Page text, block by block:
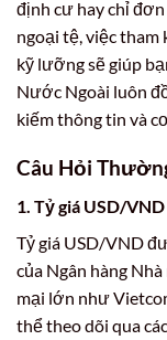
định cư hay chỉ
ngoại tệ, việc tham
kỹ lưỡng sẽ giúp
Nước Ngoài luôn
kiếm thông tin và
Câu Hỏi
1. Tỷ giá USD/
Tỷ giá USD/VND
của Ngân hàng
mại lớn như
thể theo dõi qua